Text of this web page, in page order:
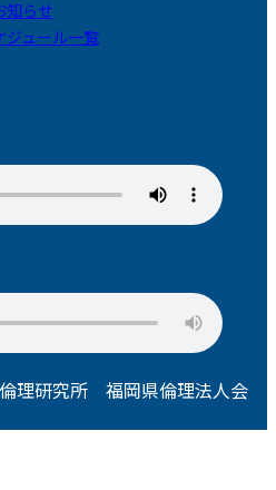
知らせ
ジュール一覧
理研究所 福岡県倫理法人会